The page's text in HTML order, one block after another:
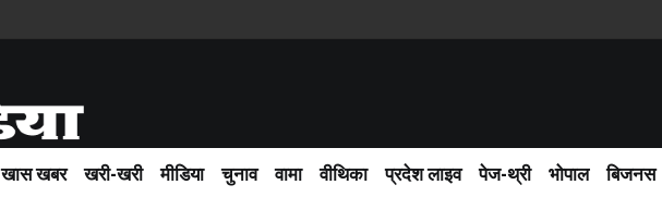
साईबर
खास खबर खरी-खरी मीडिया चुनाव वामा वीथिका प्रदेश लाइव पेज-थ्री भोपाल बिजनस